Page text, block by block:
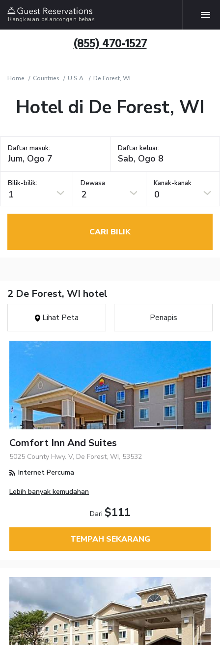
Rangkaian pelancongan bebas
(855) 470-1527
Home Countries U.S.A. De Forest, WI
Hotel di De Forest, WI
Daftar masuk: Daftar keluar:
Bilik-bilik:
1
Dewasa
2
Kanak-kanak
0
CARI BILIK
2 De Forest, WI hotel
Lihat Peta Penapis
Comfort Inn And Suites
5025 County Hwy. V, De Forest, WI, 53532
Internet Percuma
Lebih banyak kemudahan
Dari $111
TEMPAH SEKARANG